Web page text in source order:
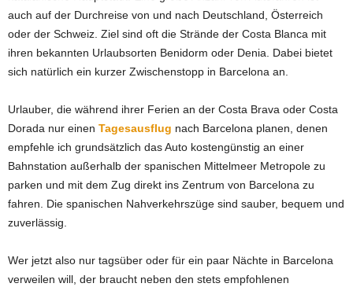
auch auf der Durchreise von und nach Deutschland, Österreich
oder der Schweiz. Ziel sind oft die Strände der Costa Blanca mit
ihren bekannten Urlaubsorten Benidorm oder Denia. Dabei bietet
sich natürlich ein kurzer Zwischenstopp in Barcelona an.
Urlauber, die während ihrer Ferien an der Costa Brava oder Costa
Dorada nur einen Tagesausflug nach Barcelona planen, denen
empfehle ich grundsätzlich das Auto kostengünstig an einer
Bahnstation außerhalb der spanischen Mittelmeer Metropole zu
parken und mit dem Zug direkt ins Zentrum von Barcelona zu
fahren. Die spanischen Nahverkehrszüge sind sauber, bequem und
zuverlässig.
Wer jetzt also nur tagsüber oder für ein paar Nächte in Barcelona
verweilen will, der braucht neben den stets empfohlenen